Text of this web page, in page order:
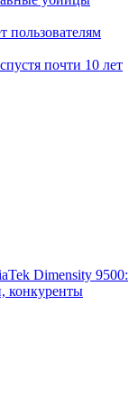
пользователям
почти 10 лет
Dimensity 9500:
конкуренты